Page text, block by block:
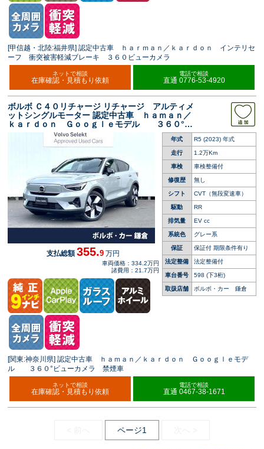
[甲信越・北陸:福井県] 認定中古車 ｈａｒｍａｎ／ｋａｒｄｏｎ インテリセ
ーフ 衝突被害軽減ブレーキ ３６０ビューカメラ
ネットで相談
在庫確認・見積もり依頼
電話で相談
直通 0776-53-4920
ボルボ Ｃ４０リチャージ リチャージ アルティメ
ットシングルモーター 認定中古車 ｈａｍａｎ／
ｋａｒｄｏｎ Ｇｏｏｇｌｅモデル ３６０°ビ
ューカメラ 禁煙車 インテリセーフ メモリ
機能付きパワーシート ＬＥＤヘッドライト年式 R5 (2023) 年式
走行 1.2万Km
車検 車検整備付
修復歴 無し
シフト CVT（無段変速車）
駆動 RR
排気量 EV cc
系統色 グレー系
保証 保証付 期限条件有り
法定整備 法定整備付
車台番号 598 (下3桁)
取扱店舗 ボルボ・カー 鎌倉
支払総額355.9 万円
車両価格：334.2万円
諸費用：21.7万円
[関東:神奈川県] 認定中古車 ｈａｍａｎ／ｋａｒｄｏｎ Ｇｏｏｇｌｅモデ
ル ３６０°ビューカメラ 禁煙車
ネットで相談
在庫確認・見積もり依頼
電話で相談
直通 0467-38-1671
ページ1